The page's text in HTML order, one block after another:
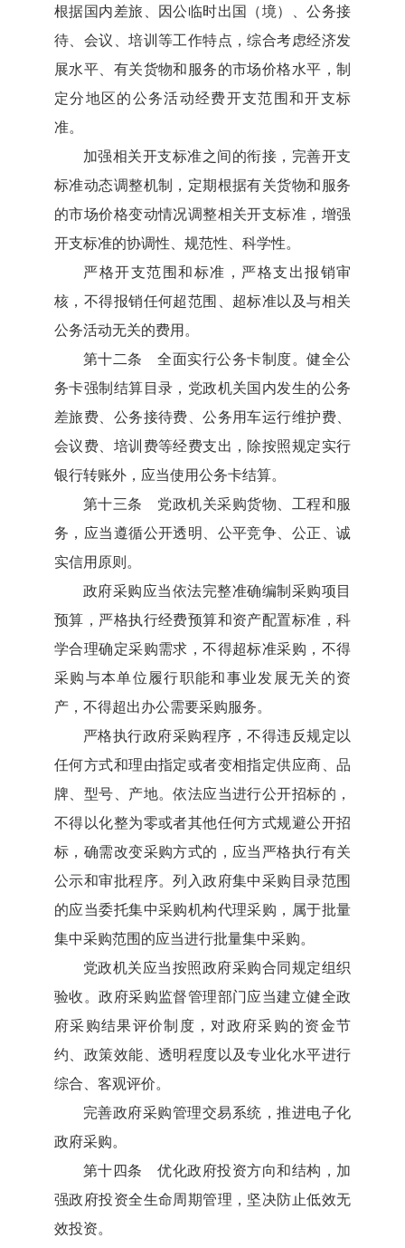
根据国内差旅、因公临时出国（境）、公务接
待、会议、培训等工作特点，综合考虑经济发
展水平、有关货物和服务的市场价格水平，制
定分地区的公务活动经费开支范围和开支标
准。
加强相关开支标准之间的衔接，完善开支
标准动态调整机制，定期根据有关货物和服务
的市场价格变动情况调整相关开支标准，增强
开支标准的协调性、规范性、科学性。
严格开支范围和标准，严格支出报销审
核，不得报销任何超范围、超标准以及与相关
公务活动无关的费用。
第十二条 全面实行公务卡制度。健全公
务卡强制结算目录，党政机关国内发生的公务
差旅费、公务接待费、公务用车运行维护费、
会议费、培训费等经费支出，除按照规定实行
银行转账外，应当使用公务卡结算。
第十三条 党政机关采购货物、工程和服
务，应当遵循公开透明、公平竞争、公正、诚
实信用原则。
政府采购应当依法完整准确编制采购项目
预算，严格执行经费预算和资产配置标准，科
学合理确定采购需求，不得超标准采购，不得
采购与本单位履行职能和事业发展无关的资
产，不得超出办公需要采购服务。
严格执行政府采购程序，不得违反规定以
任何方式和理由指定或者变相指定供应商、品
牌、型号、产地。依法应当进行公开招标的，
不得以化整为零或者其他任何方式规避公开招
标，确需改变采购方式的，应当严格执行有关
公示和审批程序。列入政府集中采购目录范围
的应当委托集中采购机构代理采购，属于批量
集中采购范围的应当进行批量集中采购。
党政机关应当按照政府采购合同规定组织
验收。政府采购监督管理部门应当建立健全政
府采购结果评价制度，对政府采购的资金节
约、政策效能、透明程度以及专业化水平进行
综合、客观评价。
完善政府采购管理交易系统，推进电子化
政府采购。
第十四条 优化政府投资方向和结构，加
强政府投资全生命周期管理，坚决防止低效无
效投资。